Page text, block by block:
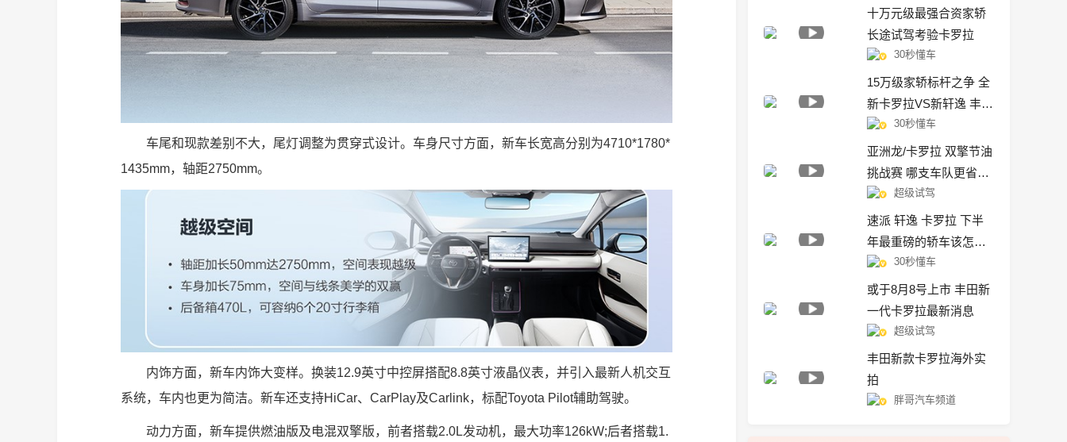
车尾和现款差别不大，尾灯调整为贯穿式设计。车身尺寸方面，新车长宽高分别为4710*1780*
1435mm，轴距2750mm。
内饰方面，新车内饰大变样。换装12.9英寸中控屏搭配8.8英寸液晶仪表，并引入最新人机交互
系统，车内也更为简洁。新车还支持HiCar、CarPlay及Carlink，标配Toyota Pilot辅助驾驶。
动力方面，新车提供燃油版及电混双擎版，前者搭载2.0L发动机，最大功率126kW;后者搭载1.
十万元级最强合资家轿
长途试驾考验卡罗拉
30秒懂车
15万级家轿标杆之争 全
新卡罗拉VS新轩逸 丰田
竟然碾压式胜出
30秒懂车
亚洲龙/卡罗拉 双擎节油
挑战赛 哪支车队更省油
呢？ 超级试驾
速派 轩逸 卡罗拉 下半
年最重磅的轿车该怎么
选？ 30秒懂车
或于8月8号上市 丰田新
一代卡罗拉最新消息
超级试驾
丰田新款卡罗拉海外实
拍
胖哥汽车频道